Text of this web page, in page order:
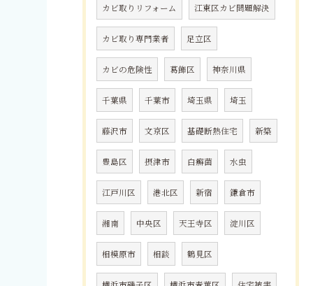
カビ取りリフォーム 江東区カビ問題解決
カビ取り専門業者 足立区
カビの危険性 葛飾区 神奈川県
千葉県 千葉市 埼玉県 埼玉
藤沢市 文京区 基礎断熱住宅 新築
豊島区 摂津市 白癬菌 水虫
江戸川区 港北区 新宿 鎌倉市
湘南 中央区 天王寺区 淀川区
相模原市 相談 鶴見区